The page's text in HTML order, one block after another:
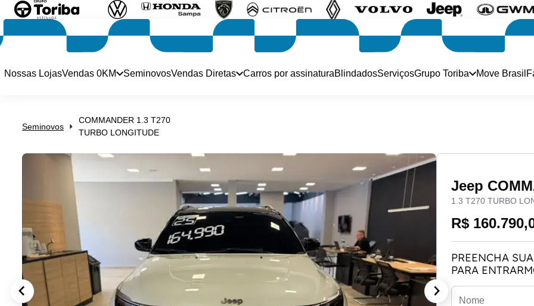
Nossas LojasVendas 0KM SeminovosVendas Diretas Carros por assinaturaBlindadosServiçosGrupo Toriba Move Brasil
Seminovos
COMMANDER 1.3 T270
TURBO LONGITUDE
Jeep
1.3 T270 TURBO
R$
PREENCHA
PARA